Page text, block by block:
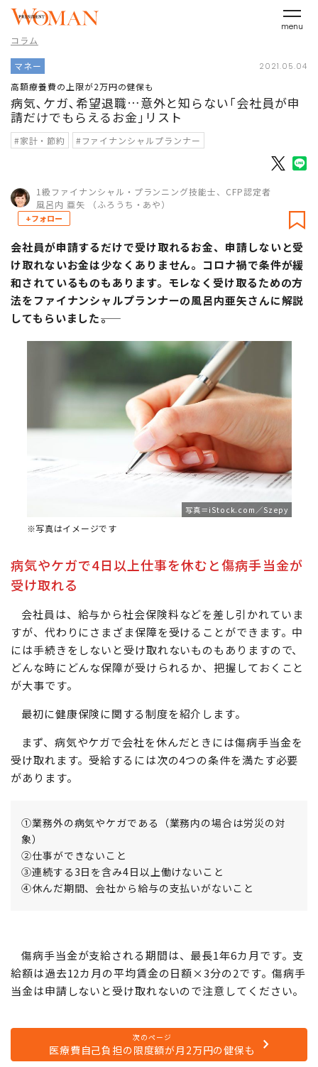
menu
コラム
マネー 2021.05.04
高額療養費の上限が2万円の健保も
病気､ケガ､希望退職…意外と知らない｢会社員が申
請だけでもらえるお金｣リスト
#家計・節約 #ファイナンシャルプランナー
1級ファイナンシャル・プランニング技能士、CFP認定者
風呂内 亜矢 （ふろうち・あや）
+フォロー
会社員が申請するだけで受け取れるお金、申請しないと受
け取れないお金は少なくありません。コロナ禍で条件が緩
和されているものもあります。モレなく受け取るための方
法をファイナンシャルプランナーの風呂内亜矢さんに解説
してもらいました――。
写真＝iStock.com／Szepy
※写真はイメージです
病気やケガで4日以上仕事を休むと傷病手当金が
受け取れる
会社員は、給与から社会保険料などを差し引かれていま
すが、代わりにさまざま保障を受けることができます。中
には手続きをしないと受け取れないものもありますので、
どんな時にどんな保障が受けられるか、把握しておくこと
が大事です。
最初に健康保険に関する制度を紹介します。
まず、病気やケガで会社を休んだときには傷病手当金を
受け取れます。受給するには次の4つの条件を満たす必要
があります。
①業務外の病気やケガである（業務内の場合は労災の対
象）
傷病手当金が支給される期間は、最長1年6カ月です。支
当金は申請しないと受け取れないので注意してください。